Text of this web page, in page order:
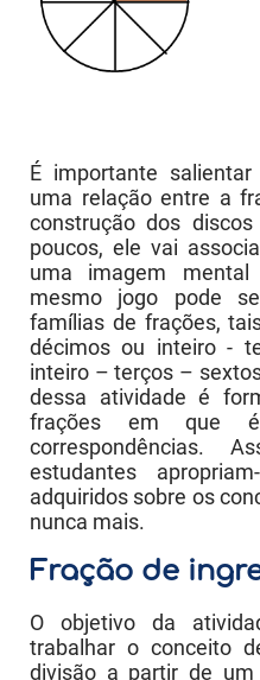
É importante
uma relação entre a
construção dos
poucos, ele vai
uma imagem
mesmo jogo pode
famílias de frações,
décimos ou inteiro -
inteiro – terços –
dessa atividade é
frações em que é
correspondências.
estudantes
adquiridos sobre os
nunca mais.
Fração de
O objetivo da
trabalhar o conceito
divisão a partir de um